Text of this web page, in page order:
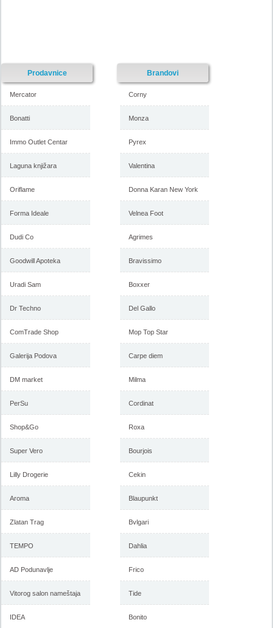
namestaja maj 2018
-istekla akcija-
februar 2018
-istekla akcija-
nameštaja, katalog 7-31.
Prodavnice
Mercator
Bonatti
Immo Outlet Centar
Laguna knjižara
Oriflame
Forma Ideale
Dudi Co
Goodwill Apoteka
Uradi Sam
Dr Techno
ComTrade Shop
Galerija Podova
DM market
PerSu
Shop&Go
Super Vero
Lilly Drogerie
Aroma
Zlatan Trag
TEMPO
AD Podunavlje
Vitorog salon nameštaja
IDEA
Brandovi
Corny
Monza
Pyrex
Valentina
Donna Karan New York
Velnea Foot
Agrimes
Bravissimo
Boxxer
Del Gallo
Mop Top Star
Carpe diem
Milma
Cordinat
Roxa
Bourjois
Cekin
Blaupunkt
Bvlgari
Dahlia
Frico
Tide
Bonito